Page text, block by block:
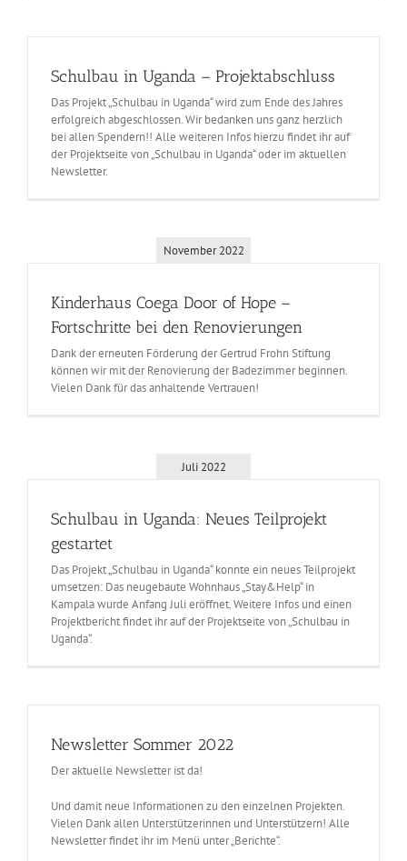
Schulbau in Uganda – Projektabschluss
Das Projekt „Schulbau in Uganda“ wird zum Ende des Jahres
erfolgreich abgeschlossen. Wir bedanken uns ganz herzlich
bei allen Spendern!! Alle weiteren Infos hierzu findet ihr auf
der Projektseite von „Schulbau in Uganda“ oder im aktuellen
Newsletter.
November 2022
Kinderhaus Coega Door of Hope –
Fortschritte bei den Renovierungen
Dank der erneuten Förderung der Gertrud Frohn Stiftung
können wir mit der Renovierung der Badezimmer beginnen.
Vielen Dank für das anhaltende Vertrauen!
Juli 2022
Schulbau in Uganda: Neues Teilprojekt
gestartet
Das Projekt „Schulbau in Uganda“ konnte ein neues Teilprojekt
umsetzen: Das neugebaute Wohnhaus „Stay&Help“ in
Kampala wurde Anfang Juli eröffnet. Weitere Infos und einen
Projektbericht findet ihr auf der Projektseite von „Schulbau in
Uganda“.
Newsletter Sommer 2022
Der aktuelle Newsletter ist da!
Und damit neue Informationen zu den einzelnen Projekten.
Vielen Dank allen Unterstützerinnen und Unterstützern! Alle
Newsletter findet ihr im Menü unter „Berichte“.